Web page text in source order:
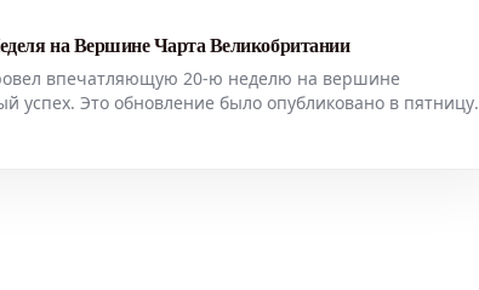
на Вершине Чарта Великобритании
впечатляющую 20-ю неделю на вершине
успех. Это обновление было опубликовано в пятницу,